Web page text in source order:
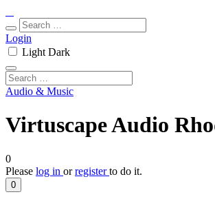
Login
Light Dark
Audio & Music
Virtuscape Audio
0
Please log in orregisterto do it.
0